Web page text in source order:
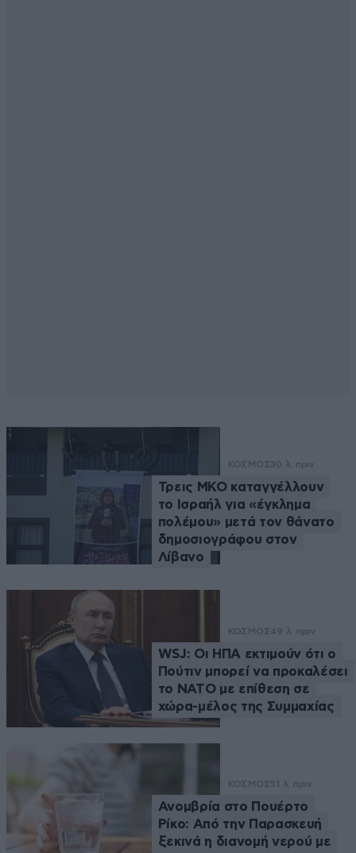
ΚΟΣΜΟΣ30 λ. πριν
Τρεις ΜΚΟ καταγγέλλουν
το Ισραήλ για «έγκλημα
πολέμου» μετά τον θάνατο
δημοσιογράφου στον
Λίβανο
ΚΟΣΜΟΣ49 λ. πριν
WSJ: Οι ΗΠΑ εκτιμούν ότι ο
Πούτιν μπορεί να προκαλέσει
το ΝΑΤΟ με επίθεση σε
χώρα-μέλος της Συμμαχίας
ΚΟΣΜΟΣ51 λ. πριν
Ανομβρία στο Πουέρτο
Ρίκο: Από την Παρασκευή
ξεκινά η διανομή νερού με